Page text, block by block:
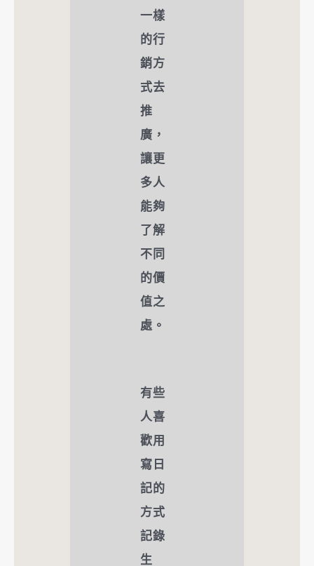
一樣
的行
銷方
式去
推
廣，
讓更
多人
能夠
了解
不同
的價
值之
處。
有些
人喜
歡用
寫日
記的
方式
記錄
生